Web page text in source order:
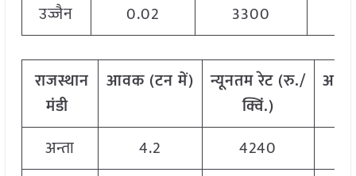
उज्जैन
0.02 3300
राजस्थान
मंडी
आवक (टनमें) न्यूनतमरेट (रु./
क्विं.)
अन्ता 4.2
4240